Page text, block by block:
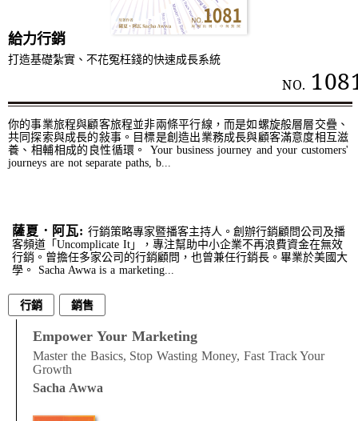
給力行銷
打造基礎紮實、不花冤枉錢的快速成長系統
NO.
你的事業旅程與顧客旅程並非兩條平行線，而是如螺旋般層層交疊、
共同探索與成長的敍事。目標是創造出業務成長與顧客滿意度相互滋
養、相輔相成的良性循環。 Your business journey and your customers'
journeys are not separate paths, b...
薩夏．阿⽡: 行銷策略專家暨播客主持人。創辦行銷顧問公司及播
客頻道「Uncomplicate It」，專注幫助中小企業不再浪費資金在無效
行銷。曾擔任多家公司的行銷顧問，也曾兼任行銷長。畢業於美國大
學。 Sacha Awwa is a marketing...
行銷 銷售
Empower Your Marketing
Master the Basics, Stop Wasting Money, Fast Track Your
Growth
Sacha Awwa